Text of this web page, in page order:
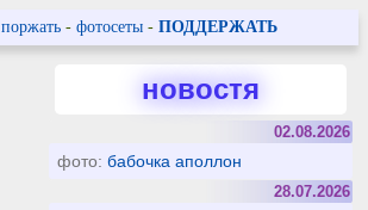
поржать- фотосеты - ПОДДЕРЖАТЬ
новостя
02.08.2026
фото:бабочка аполлон
28.07.2026